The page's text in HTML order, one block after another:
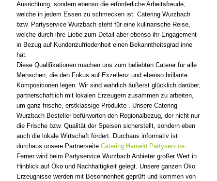
Ausrichtung, sondern ebenso die erforderliche Arbeitsfreude,
welche in jedem Essen zu schmecken ist. Catering Wurzbach
bzw. Partyservice Wurzbach steht für eine kulinarische Reise,
welche durch ihre Liebe zum Detail aber ebenso ihr Engagement
in Bezug auf Kundenzufriedenheit einen Bekanntheitsgrad inne
hat.
Diese Qualifikationen machen uns zum beliebten Caterer für alle
Menschen, die den Fokus auf Exzellenz und ebenso brillante
Kompositionen legen. Wir sind wahrlich äußerst glücklich darüber,
partnerschaftlich mit lokalen Erzeugern zusammen zu arbeiten,
um ganz frische, erstklassige Produkte . Unsere Catering
Wurzbach Besteller befürworten den Regionalbezug, der nicht nur
die Frische bzw. Qualität der Speisen sicherstellt, sondern eben
auch die lokale Wirtschaft fördert. Durchaus informativ ist
durchaus unsere Partnerseite Catering Hameln Partyservice.
Ferner wird beim Partyservice Wurzbach Anbieter großer Wert in
Hinblick auf Öko und Nachhaltigkeit gelegt. Unsere ganzen Öko
Erzeugnisse werden mit Besonnenheit geprüft und kommen von